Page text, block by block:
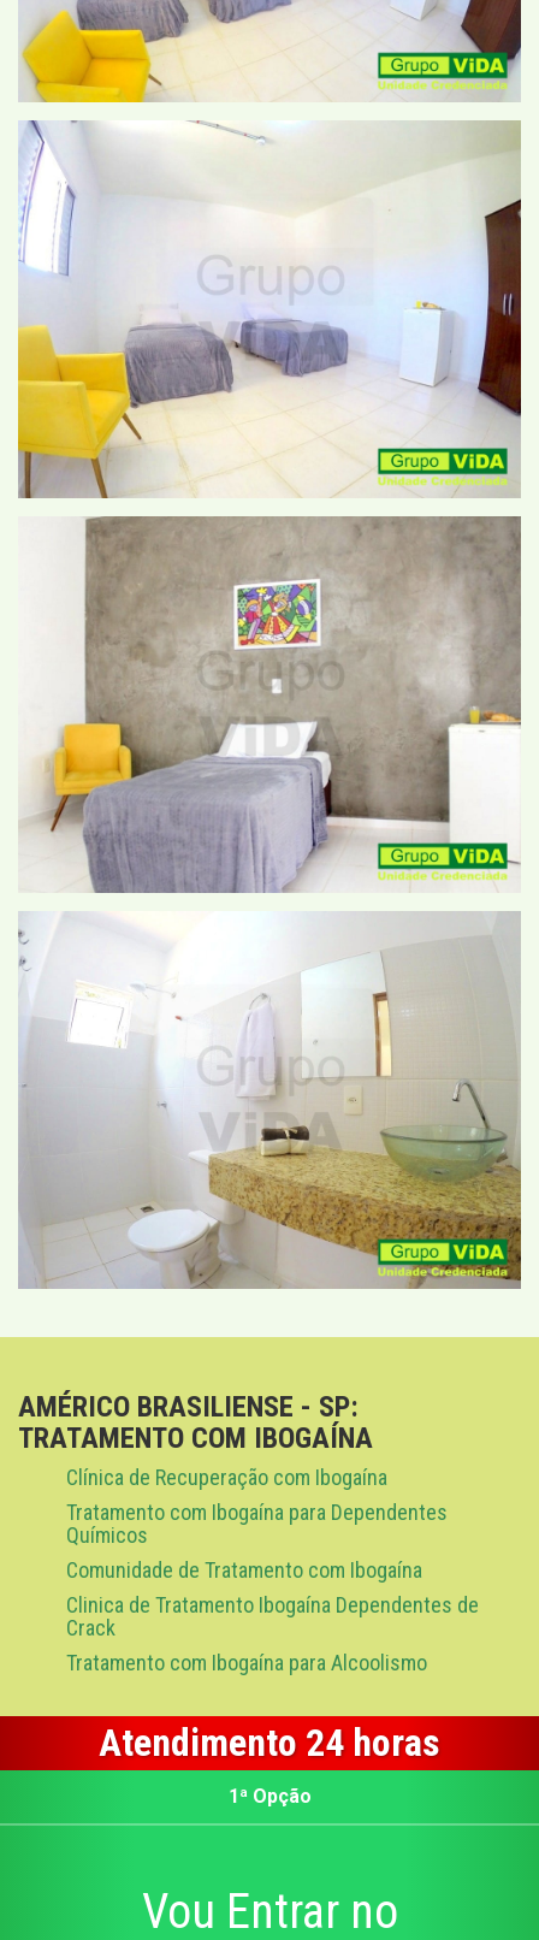
AMÉRICO BRASILIENSE - SP:
TRATAMENTO COM IBOGAÍNA
Clínica de Recuperação com Ibogaína
Tratamento com Ibogaína para Dependentes
Químicos
Comunidade de Tratamento com Ibogaína
Clinica de Tratamento Ibogaína Dependentes de
Crack
Tratamento com Ibogaína para Alcoolismo
Atendimento 24 horas
1ª Opção
Vou Entrar no